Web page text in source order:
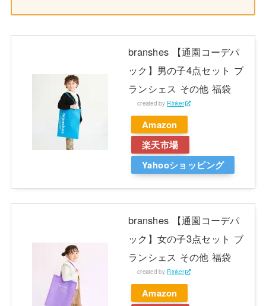
branshes 【通園コーデパ
ック】男の子4点セット ブ
ランシェス その他 福袋
created by Rinker
Amazon
楽天市場
Yahooショッピング
branshes 【通園コーデパ
ック】女の子3点セット ブ
ランシェス その他 福袋
created by Rinker
Amazon